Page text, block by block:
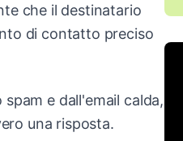
che il destinatario
di contatto preciso
e dall'email calda,
una risposta.